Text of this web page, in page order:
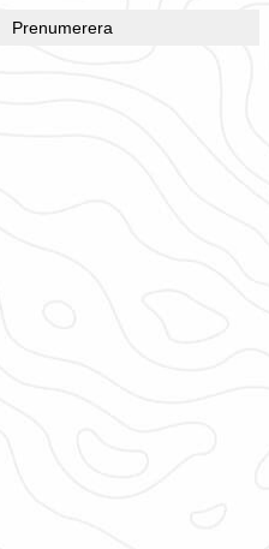
Prenumerera